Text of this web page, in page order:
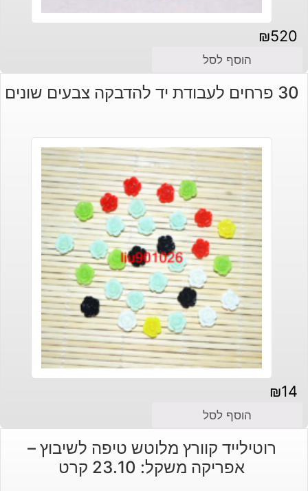
₪520
הוסף לסל
30 פרחים לעבודת יד להדבקה צבעים שונים
₪14
הוסף לסל
רוטילייד קוורץ מלוטש טיפה לשיבוץ –
אפריקה משקל: 23.10 קרט